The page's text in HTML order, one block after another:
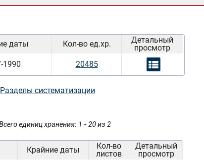
даты Кол-во ед.хр.
Детальный
просмотр
1990 20485
Разделы систематизации
единиц хранения: 1 - 20 из 2
Крайние даты
Кол-во
листов
Детальный
просмотр